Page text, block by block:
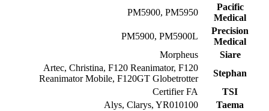
Pacific
Medical
PM5900, PM5950
Precision
Medical
PM5900, PM5900L
Siare
Morpheus
Stephan
Artec, Christina, F120 Reanimator, F120
Reanimator Mobile, F120GT Globetrotter
TSI
Certifier FA
Taema
Alys, Clarys, YR010100